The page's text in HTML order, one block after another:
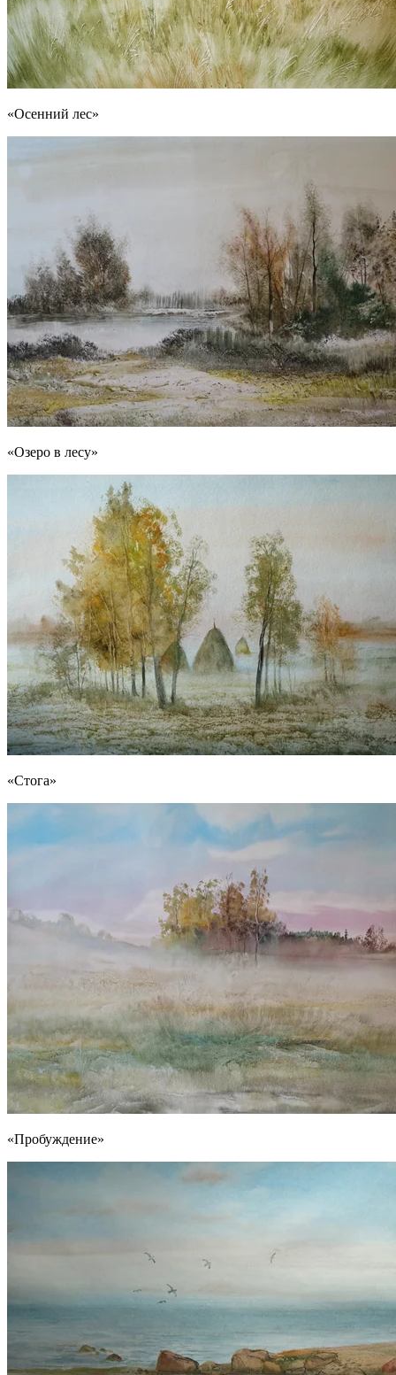
«Осенний лес»
«Озеро в лесу»
«Стога»
«Пробуждение»